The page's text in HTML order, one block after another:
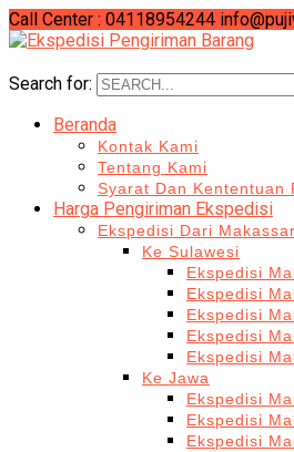
Call Center : 04118954244
Search for:
Beranda
Kontak Kami
Tentang Kami
Syarat Dan Kententuan
Harga Pengiriman Ekspedisi
Ekspedisi Dari Makassar
Ke Sulawesi
Ekspedisi
Ekspedisi
Ekspedisi
Ekspedisi
Ekspedisi
Ke Jawa
Ekspedisi
Ekspedisi
Ekspedisi